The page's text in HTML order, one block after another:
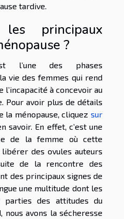
tardive.
principaux
?
l’une des phases
vie des femmes qui rend
l’incapacité à concevoir au
Pour avoir plus de détails
la ménopause, cliquez sur
savoir. En effet, c’est une
de la femme où cette
des ovules auteurs
de la rencontre des
des principaux signes de
une multitude dont les
parties des attitudes du
nous avons la sécheresse